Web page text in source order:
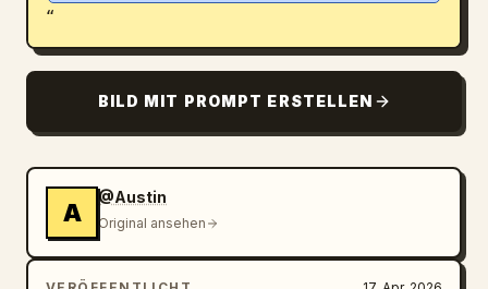
“
BILD MIT PROMPT ERSTELLEN
A
@Austin
Original ansehen